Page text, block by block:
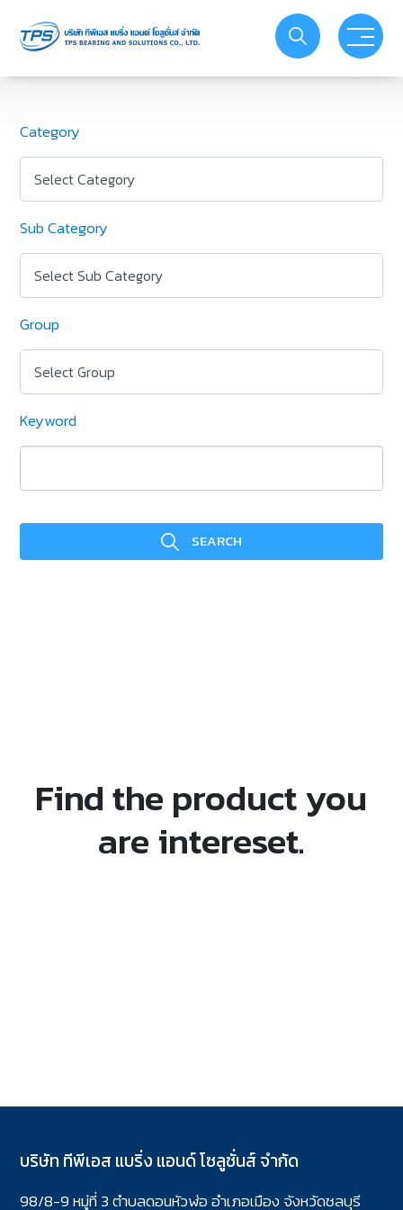
PRODUCT
SERVICE
PROMOTIONS
YOUTUBE
CATALOG
CONTACT US
98/8-9 หมู่ที่ 3 ตำบลดอนหัวฬ่อ อำเภอเมือง จังหวัดชลบุรี
20000
Category
Select Category
Sub Category
Select Sub Category
Group
Select Group
Keyword
SEARCH
Find the product you
are intereset.
บริษัท ทีพีเอส แบริ่ง แอนด์ โซลูชั่นส์ จำกัด
98/8-9 หมู่ที่ 3 ตำบลดอนหัวฬ่อ อำเภอเมือง จังหวัดชลบุรี